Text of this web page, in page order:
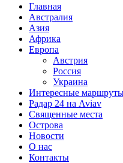
Главная
Австралия
Азия
Африка
Европа
Австрия
Россия
Украина
Интересные
Радар 24 на Aviav
Священные места
Острова
Новости
О нас
Контакты